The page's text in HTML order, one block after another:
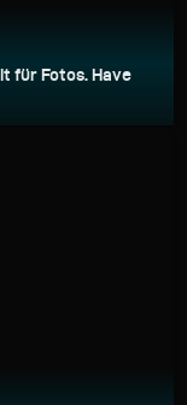
für Fotos. Have